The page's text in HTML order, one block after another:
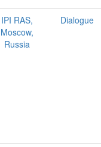
IPI RAS,
Moscow,
Russia
Dialogue